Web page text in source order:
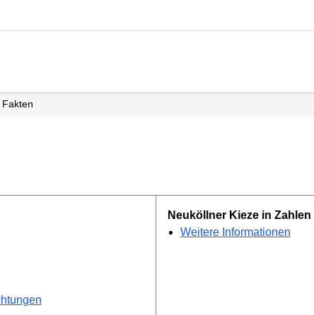
Fakten
Neuköllner Kieze in Zahlen
Weitere Informationen